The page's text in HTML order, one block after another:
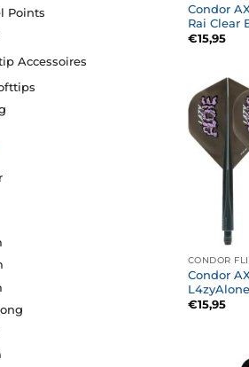
Points
Accessoires
Condor
Rai Clear
€15,95
CONDOR
Condor
€15,95